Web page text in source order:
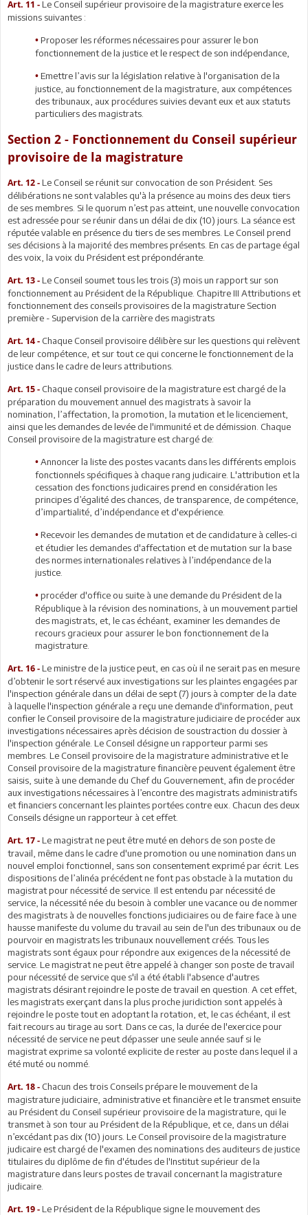
Art. 11 - Le Conseil supérieur provisoire de la magistrature exerce les
missions suivantes :
• Proposer les réformes nécessaires pour assurer le bon
fonctionnement de la justice et le respect de son indépendance,
• Emettre l’avis sur la législation relative à l'organisation de la
justice, au fonctionnement de la magistrature, aux compétences
des tribunaux, aux procédures suivies devant eux et aux statuts
particuliers des magistrats.
Section 2 - Fonctionnement du Conseil supérieur
provisoire de la magistrature
Art. 12 - Le Conseil se réunit sur convocation de son Président. Ses
délibérations ne sont valables qu'à la présence au moins des deux tiers
de ses membres. Si le quorum n’est pas atteint, une nouvelle convocation
est adressée pour se réunir dans un délai de dix (10) jours. La séance est
réputée valable en présence du tiers de ses membres. Le Conseil prend
ses décisions à la majorité des membres présents. En cas de partage égal
des voix, la voix du Président est prépondérante.
Art. 13 - Le Conseil soumet tous les trois (3) mois un rapport sur son
fonctionnement au Président de la République. Chapitre III Attributions et
fonctionnement des conseils provisoires de la magistrature Section
première - Supervision de la carrière des magistrats
Art. 14 - Chaque Conseil provisoire délibère sur les questions qui relèvent
de leur compétence, et sur tout ce qui concerne le fonctionnement de la
justice dans le cadre de leurs attributions.
Art. 15 - Chaque conseil provisoire de la magistrature est chargé de la
préparation du mouvement annuel des magistrats à savoir la
nomination, l’affectation, la promotion, la mutation et le licenciement,
ainsi que les demandes de levée de l'immunité et de démission. Chaque
Conseil provisoire de la magistrature est chargé de:
• Annoncer la liste des postes vacants dans les différents emplois
fonctionnels spécifiques à chaque rang judicaire. L'attribution et la
cessation des fonctions judicaires prend en considération les
principes d’égalité des chances, de transparence, de compétence,
d’impartialité, d’indépendance et d'expérience.
• Recevoir les demandes de mutation et de candidature à celles-ci
et étudier les demandes d'affectation et de mutation sur la base
des normes internationales relatives à l’indépendance de la
justice.
• procéder d'office ou suite à une demande du Président de la
République à la révision des nominations, à un mouvement partiel
des magistrats, et, le cas échéant, examiner les demandes de
recours gracieux pour assurer le bon fonctionnement de la
magistrature.
Art. 16 - Le ministre de la justice peut, en cas où il ne serait pas en mesure
d’obtenir le sort réservé aux investigations sur les plaintes engagées par
l'inspection générale dans un délai de sept (7) jours à compter de la date
à laquelle l'inspection générale a reçu une demande d'information, peut
confier le Conseil provisoire de la magistrature judiciaire de procéder aux
investigations nécessaires après décision de soustraction du dossier à
l'inspection générale. Le Conseil désigne un rapporteur parmi ses
membres. Le Conseil provisoire de la magistrature administrative et le
Conseil provisoire de la magistrature financière peuvent également être
saisis, suite à une demande du Chef du Gouvernement, afin de procéder
aux investigations nécessaires à l’encontre des magistrats administratifs
et financiers concernant les plaintes portées contre eux. Chacun des deux
Conseils désigne un rapporteur à cet effet.
Art. 17 - Le magistrat ne peut être muté en dehors de son poste de
travail, même dans le cadre d'une promotion ou une nomination dans un
nouvel emploi fonctionnel, sans son consentement exprimé par écrit. Les
dispositions de l’alinéa précédent ne font pas obstacle à la mutation du
magistrat pour nécessité de service. Il est entendu par nécessité de
service, la nécessité née du besoin à combler une vacance ou de nommer
des magistrats à de nouvelles fonctions judiciaires ou de faire face à une
hausse manifeste du volume du travail au sein de l'un des tribunaux ou de
pourvoir en magistrats les tribunaux nouvellement créés. Tous les
magistrats sont égaux pour répondre aux exigences de la nécessité de
service. Le magistrat ne peut être appelé à changer son poste de travail
pour nécessité de service que s'il a été établi l'absence d'autres
magistrats désirant rejoindre le poste de travail en question. A cet effet,
les magistrats exerçant dans la plus proche juridiction sont appelés à
rejoindre le poste tout en adoptant la rotation, et, le cas échéant, il est
fait recours au tirage au sort. Dans ce cas, la durée de l'exercice pour
nécessité de service ne peut dépasser une seule année sauf si le
magistrat exprime sa volonté explicite de rester au poste dans lequel il a
été muté ou nommé.
Art. 18 - Chacun des trois Conseils prépare le mouvement de la
magistrature judiciaire, administrative et financière et le transmet ensuite
au Président du Conseil supérieur provisoire de la magistrature, qui le
transmet à son tour au Président de la République, et ce, dans un délai
n’excédant pas dix (10) jours. Le Conseil provisoire de la magistrature
judicaire est chargé de l'examen des nominations des auditeurs de justice
titulaires du diplôme de fin d'études de l'Institut supérieur de la
magistrature dans leurs postes de travail concernant la magistrature
judicaire.
Art. 19 - Le Président de la République signe le mouvement des